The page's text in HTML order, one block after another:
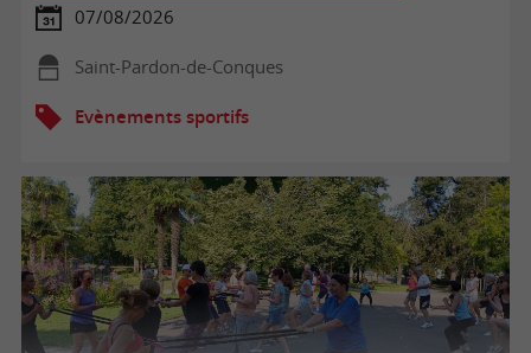
07/08/2026
Saint-Pardon-de-Conques
Evènements sportifs